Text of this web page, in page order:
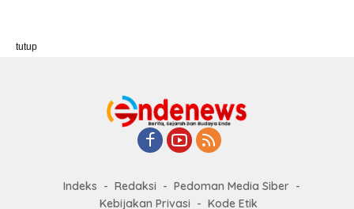
Indeks Redaksi
Pedoman Media Siber
Kebijakan Privasi
Kode Etik
tutup